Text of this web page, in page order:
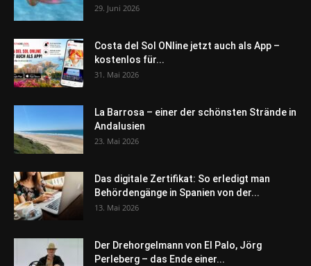
29. Juni 2026
Costa del Sol ONline jetzt auch als App –
kostenlos für...
31. Mai 2026
La Barrosa – einer der schönsten Strände in
Andalusien
23. Mai 2026
Das digitale Zertifikat: So erledigt man
Behördengänge in Spanien von der...
13. Mai 2026
Der Drehorgelmann von El Palo, Jörg
Perleberg – das Ende einer...